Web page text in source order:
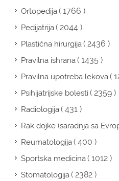
Ortopedija( 1766 )
Pedijatrija( 2044 )
Plastična hirurgija( 2436 )
Pravilna ishrana( 1435 )
Pravilna upotreba lekova(
Psihijatrijske bolesti( 2359 )
Radiologija( 431 )
Rak dojke (saradnja sa
Reumatologija( 400 )
Sportska medicina( 1012 )
Stomatologija( 2382 )